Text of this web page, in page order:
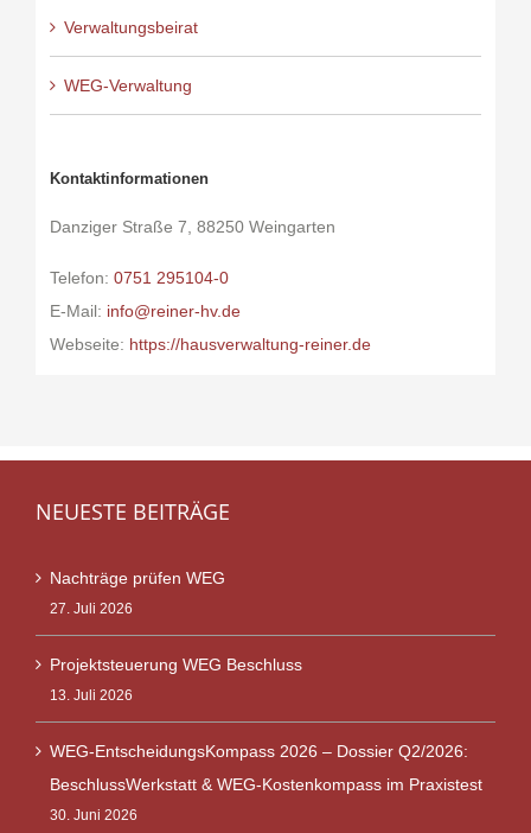
Verwaltungsbeirat
WEG-Verwaltung
Kontaktinformationen
Danziger Straße 7, 88250 Weingarten
Telefon: 0751 295104-0
E-Mail: info@reiner-hv.de
Webseite: https://hausverwaltung-reiner.de
NEUESTE BEITRÄGE
Nachträge prüfen WEG
27. Juli 2026
Projektsteuerung WEG Beschluss
13. Juli 2026
WEG-EntscheidungsKompass 2026 – Dossier Q2/2026:
BeschlussWerkstatt & WEG-Kostenkompass im Praxistest
30. Juni 2026